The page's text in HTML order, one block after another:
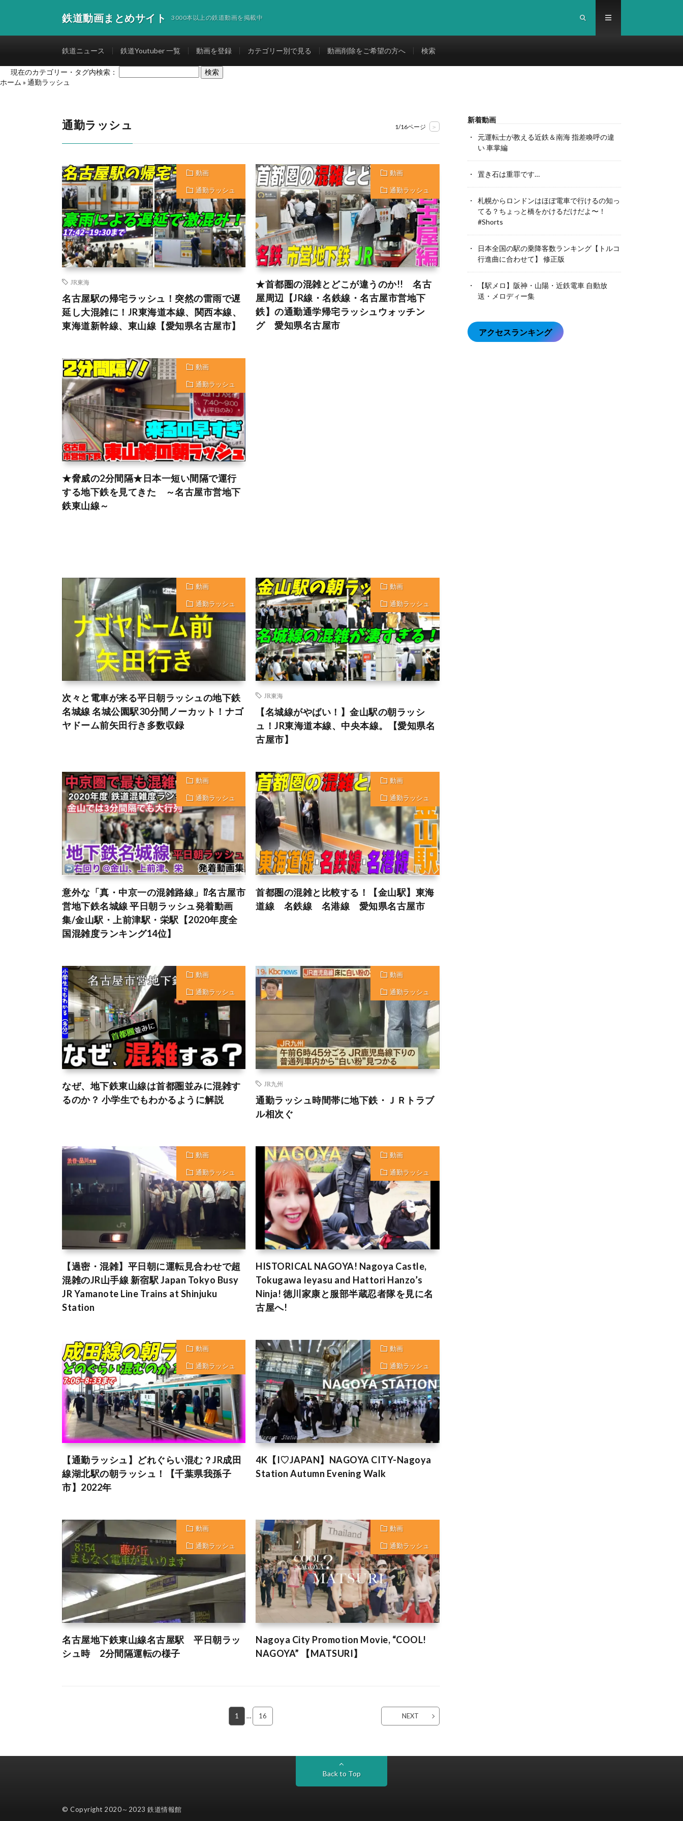
鉄道動画まとめサイト 3000本以上の鉄道動画を掲載中
鉄道ニュース 鉄道Youtuber 一覧 動画を登録 カテゴリー別で見る 動画削除をご希望の方へ 検索
現在のカテゴリー・タグ内検索：
ホーム » 通勤ラッシュ
通勤ラッシュ 1/16ページ >
動画
通勤ラッシュ
JR東海
名古屋駅の帰宅ラッシュ！突然の雷雨で遅
延し大混雑に！JR東海道本線、関西本線、
東海道新幹線、東山線【愛知県名古屋市】
動画
通勤ラッシュ
★首都圏の混雑とどこが違うのか!! 名古
屋周辺【JR線・名鉄線・名古屋市営地下
鉄】の通勤通学帰宅ラッシュウォッチン
グ 愛知県名古屋市
動画
通勤ラッシュ
★脅威の2分間隔★日本一短い間隔で運行
する地下鉄を見てきた ～名古屋市営地下
鉄東山線～
動画
通勤ラッシュ
次々と電車が来る平日朝ラッシュの地下鉄
名城線 名城公園駅30分間ノーカット！ナゴ
ヤドーム前矢田行き多数収録
動画
通勤ラッシュ
JR東海
【名城線がやばい！】金山駅の朝ラッシ
ュ！JR東海道本線、中央本線。【愛知県名
古屋市】
動画
通勤ラッシュ
意外な「真・中京一の混雑路線」⁉︎名古屋市
営地下鉄名城線 平日朝ラッシュ発着動画
集/金山駅・上前津駅・栄駅【2020年度全
国混雑度ランキング14位】
動画
通勤ラッシュ
首都圏の混雑と比較する！【金山駅】東海
道線 名鉄線 名港線 愛知県名古屋市
動画
通勤ラッシュ
なぜ、地下鉄東山線は首都圏並みに混雑す
るのか？ 小学生でもわかるように解説
動画
通勤ラッシュ
JR九州
通勤ラッシュ時間帯に地下鉄・ＪＲトラブ
ル相次ぐ
動画
通勤ラッシュ
【過密・混雑】平日朝に運転見合わせで超
混雑のJR山手線 新宿駅 Japan Tokyo Busy
JR Yamanote Line Trains at Shinjuku
Station
動画
通勤ラッシュ
HISTORICAL NAGOYA! Nagoya Castle,
Tokugawa Ieyasu and Hattori Hanzo’s
Ninja! 徳川家康と服部半蔵忍者隊を見に名
古屋へ!
動画
通勤ラッシュ
【通勤ラッシュ】どれぐらい混む？JR成田
線湖北駅の朝ラッシュ！【千葉県我孫子
市】2022年
動画
通勤ラッシュ
4K【I♡JAPAN】NAGOYA CITY-Nagoya
Station Autumn Evening Walk
動画
通勤ラッシュ
名古屋地下鉄東山線名古屋駅 平日朝ラッ
シュ時 2分間隔運転の様子
動画
通勤ラッシュ
Nagoya City Promotion Movie, “COOL!
NAGOYA” 【MATSURI】
1 … 16 NEXT
新着動画
元運転士が教える近鉄＆南海 指差喚呼の違
い 車掌編
置き石は重罪です…
札幌からロンドンはほぼ電車で行けるの知っ
てる？ちょっと橋をかけるだけだよ〜！
#Shorts
日本全国の駅の乗降客数ランキング【トルコ
行進曲に合わせて】 修正版
【駅メロ】阪神・山陽・近鉄電車 自動放
送・メロディー集
アクセスランキング
Back to Top
© Copyright 2020～2023 鉄道情報館